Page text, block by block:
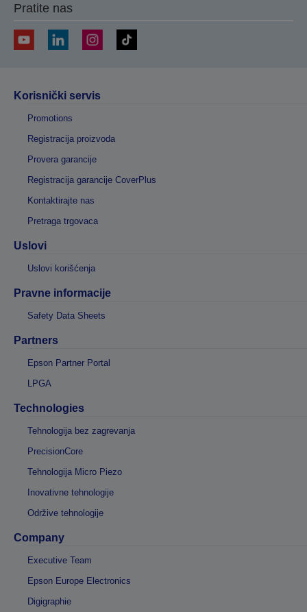
Pratite nas
Korisnički servis
Promotions
Registracija proizvoda
Provera garancije
Registracija garancije CoverPlus
Kontaktirajte nas
Pretraga trgovaca
Uslovi
Uslovi korišćenja
Pravne informacije
Safety Data Sheets
Partners
Epson Partner Portal
LPGA
Technologies
Tehnologija bez zagrevanja
PrecisionCore
Tehnologija Micro Piezo
Inovativne tehnologije
Održive tehnologije
Company
Executive Team
Epson Europe Electronics
Digigraphie